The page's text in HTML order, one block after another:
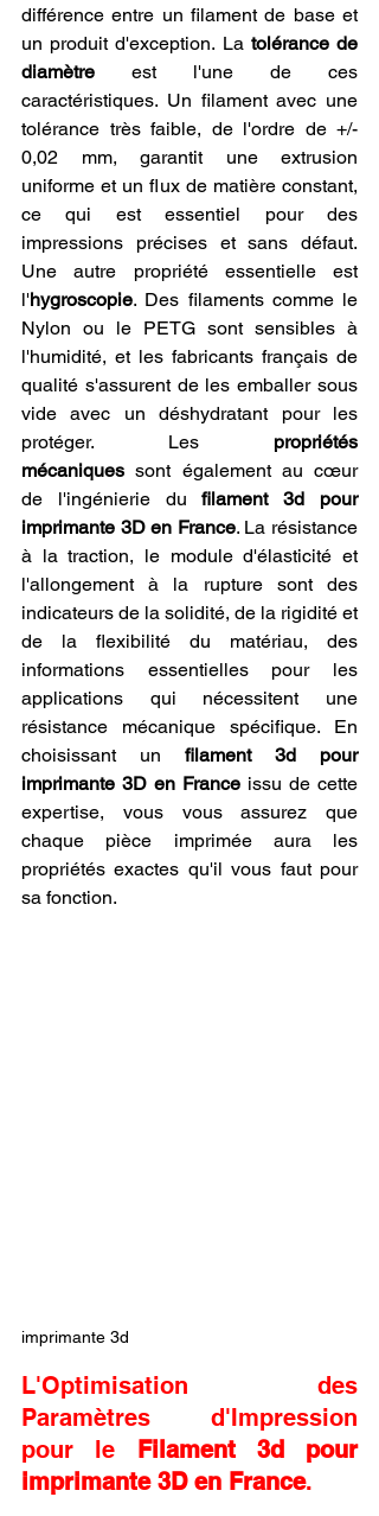
différence entre un filament de base et
un produit d'exception. La tolérance de
diamètre est l'une de ces
caractéristiques. Un filament avec une
tolérance très faible, de l'ordre de +/-
0,02 mm, garantit une extrusion
uniforme et un flux de matière constant,
ce qui est essentiel pour des
impressions précises et sans défaut.
Une autre propriété essentielle est
l'hygroscopie. Des filaments comme le
Nylon ou le PETG sont sensibles à
l'humidité, et les fabricants français de
qualité s'assurent de les emballer sous
vide avec un déshydratant pour les
protéger. Les propriétés
mécaniques sont également au cœur
de l'ingénierie du filament 3d pour
imprimante 3D en France. La résistance
à la traction, le module d'élasticité et
l'allongement à la rupture sont des
indicateurs de la solidité, de la rigidité et
de la flexibilité du matériau, des
informations essentielles pour les
applications qui nécessitent une
résistance mécanique spécifique. En
choisissant un filament 3d pour
imprimante 3D en France issu de cette
expertise, vous vous assurez que
chaque pièce imprimée aura les
propriétés exactes qu'il vous faut pour
sa fonction.
imprimante 3d
L'Optimisation des
Paramètres d'Impression
pour le Filament 3d pour
imprimante 3D en France.